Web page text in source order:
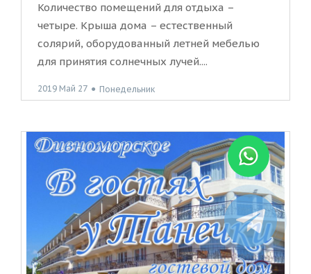
Количество помещений для отдыха –
четыре. Крыша дома – естественный
солярий, оборудованный летней мебелью
для принятия солнечных лучей....
2019 Май 27 ● Понедельник